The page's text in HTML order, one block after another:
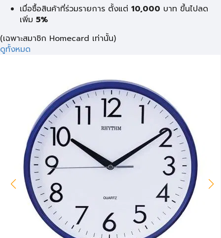
เมื่อซื้อสินค้าที่ร่วมรายการ ตั้งแต่ 10,000 บาท ขึ้นไปลด
เพิ่ม 5%
(เฉพาะสมาชิก Homecard เท่านั้น)
ดูทั้งหมด